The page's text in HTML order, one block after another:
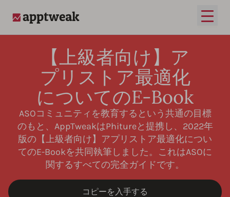
メイ
【上級者向け】ア
プリストア最適化
についてのE-Book
ASOコミュニティを教育するという共通の目標
のもと、AppTweakはPhitureと提携し、2022年
版の【上級者向け】アプリストア最適化につい
てのE-Bookを共同執筆しました。これはASOに
関するすべての完全ガイドです。
コピーを入手する